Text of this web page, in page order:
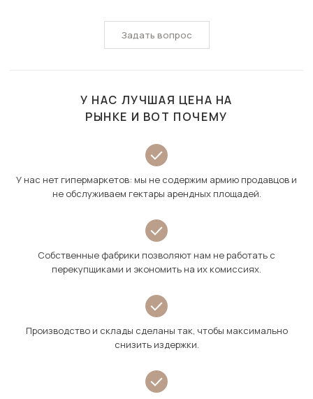
Задать вопрос
У НАС ЛУЧШАЯ ЦЕНА НА
РЫНКЕ И ВОТ ПОЧЕМУ
У нас нет гипермаркетов: мы не содержим армию продавцов и
не обслуживаем гектары арендных площадей.
Собственные фабрики позволяют нам не работать с
перекупщиками и экономить на их комиссиях.
Производство и склады сделаны так, чтобы максимально
снизить издержки.